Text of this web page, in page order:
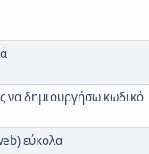
να δημιουργήσω κωδικό
εύκολα